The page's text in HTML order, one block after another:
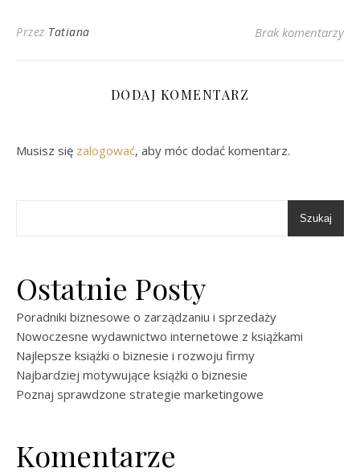
Przez Tatiana Brak komentarzy
DODAJ KOMENTARZ
Musisz się zalogować, aby móc dodać komentarz.
Szukaj
Ostatnie Posty
Poradniki biznesowe o zarządzaniu i sprzedaży
Nowoczesne wydawnictwo internetowe z książkami
Najlepsze książki o biznesie i rozwoju firmy
Najbardziej motywujące książki o biznesie
Poznaj sprawdzone strategie marketingowe
Komentarze